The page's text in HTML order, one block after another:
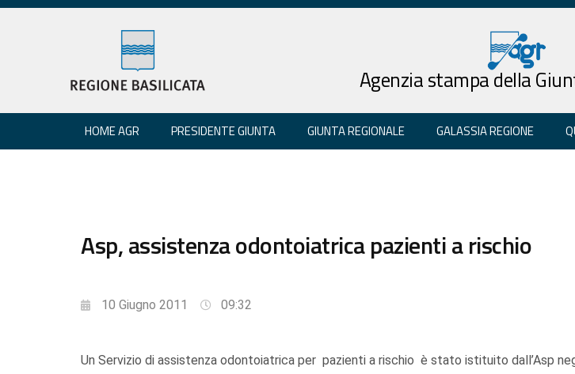
Agenzia stampa della
HOME AGR PRESIDENTE GIUNTA GIUNTA REGIONALE GALASSIA REGIONE
Asp, assistenza odontoiatrica pazienti a rischio
10 Giugno 2011 09:32
Un Servizio di assistenza odontoiatrica per pazienti a rischio è stato istituito dall’Asp